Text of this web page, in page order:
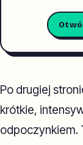
Po drugiej
krótkie,
odpoczynkiem.